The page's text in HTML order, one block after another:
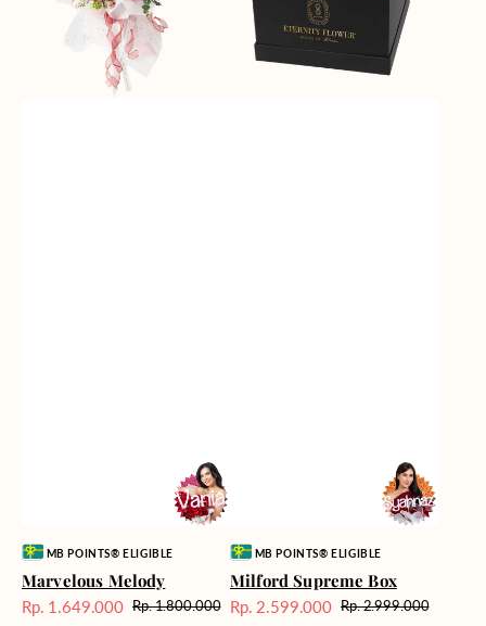
Vendor:MB POINTS® ELIGIBLE
Marvelous Melody
Harga
Rp. 1.649.000 Harga
Rp. 1.800.000
Vendor:MB POINTS® ELIGIBLE
Milford Supreme Box
Harga
Rp. 2.599.000 Harga
Rp. 2.999.000